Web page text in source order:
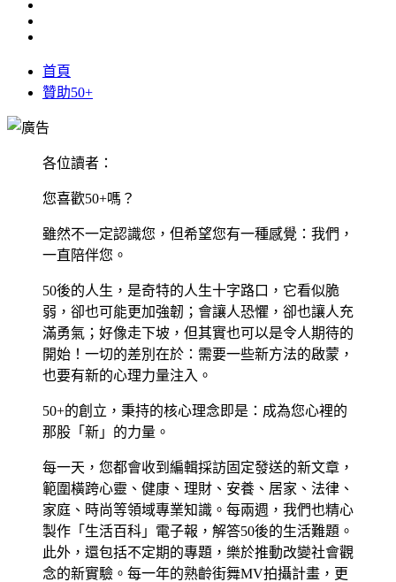
首頁
贊助50+
各位讀者：
您喜歡50+嗎？
雖然不一定認識您，但希望您有一種感覺：我們，
一直陪伴您。
50後的人生，是奇特的人生十字路口，它看似脆
弱，卻也可能更加強韌；會讓人恐懼，卻也讓人充
滿勇氣；好像走下坡，但其實也可以是令人期待的
開始！一切的差別在於：需要一些新方法的啟蒙，
也要有新的心理力量注入。
50+的創立，秉持的核心理念即是：成為您心裡的
那股「新」的力量。
每一天，您都會收到編輯採訪固定發送的新文章，
範圍橫跨心靈、健康、理財、安養、居家、法律、
家庭、時尚等領域專業知識。每兩週，我們也精心
製作「生活百科」電子報，解答50後的生活難題。
此外，還包括不定期的專題，樂於推動改變社會觀
念的新實驗。每一年的熟齡街舞MV拍攝計畫，更